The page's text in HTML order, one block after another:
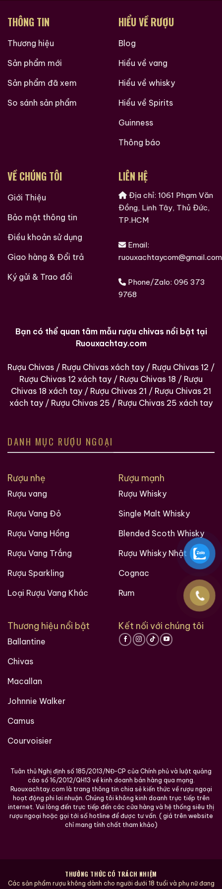
Hàng Ngàn Khách Hàng Của ruouxachtay.com
Các loại rượu sưu tầm quý hiềm trên thế giới tại
THÔNG TIN
Thương hiệu
Sản phẩm mới
Sản phẩm đã xem
So sánh sản phẩm
HIỂU VỀ RƯỢU
Blog
Hiểu về vang
Hiểu về whisky
Hiểu về Spirits
Guinness
Thông báo
VỀ CHÚNG TÔI
Giới Thiệu
Bảo mật thông tin
Điều khoản sử dụng
Giao hàng & Đổi trả
Ký gửi & Trao đổi
LIÊN HỆ
Địa chỉ: 1061 Phạm Văn
Đồng, Linh Tây, Thủ Đức,
TP.HCM
Email:
ruouxachtaycom@gmail.com
Phone/Zalo: 096 373
9768
Bạn có thể quan tâm mẫu rượu chivas nổi bật tại
Ruouxachtay.com
Rượu Chivas / Rượu Chivas xách tay / Rượu Chivas 12 /
Rượu Chivas 12 xách tay / Rượu Chivas 18 / Rượu
Chivas 18 xách tay / Rượu Chivas 21 / Rượu Chivas 21
xách tay / Rượu Chivas 25 / Rượu Chivas 25 xách tay
DANH MỤC RƯỢU NGOẠI
Rượu nhẹ
Rượu vang
Rượu Vang Đỏ
Rượu Vang Hồng
Rượu Vang Trắng
Rượu Sparkling
Loại Rượu Vang Khác
Rượu mạnh
Rượu Whisky
Single Malt Whisky
Blended Scoth Whisky
Rượu Whisky Nhật
Cognac
Rum
Thương hiệu nổi bật
Ballantine
Chivas
Macallan
Johnnie Walker
Camus
Courvoisier
Kết nối với chúng tôi
Tuân thủ Nghị định số 185/2013/NĐ-CP của Chính phủ và luật quảng
cáo số 16/2012/QH13 về kinh doanh bán hàng qua mạng.
Ruouxachtay.com là trang thông tin chia sẻ kiến thức về rượu ngoại
hoạt động phi lơi nhuận. Chúng tôi không kinh doanh trực tiếp trên
internet. Vui lòng đến trực tiếp đến các cửa hàng và hệ thống siêu thị
rượu ngoại hoặc gọi tới số hotline để được tư vấn. ( giá trên website
chỉ mang tính chất tham khảo)
THƯỞNG THỨC CÓ TRÁCH NHIỆM
Các sản phẩm rượu không dành cho người dưới 18 tuổi và phụ nữ đang